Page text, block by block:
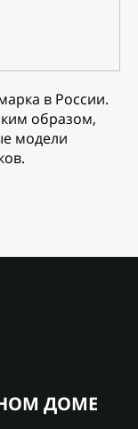
в России.
образом,
модели
ДОМЕ